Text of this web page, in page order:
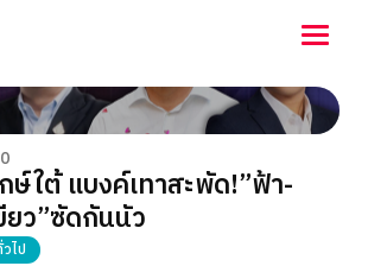
ษ์ใต้ แบงค์เทาสะพัด!”ฟ้า-
ยว”ซัดกันนัว
ไป